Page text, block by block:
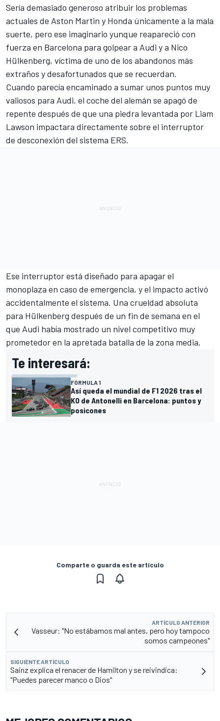
Sería demasiado generoso atribuir los problemas
actuales de Aston Martin y Honda únicamente a la mala
suerte, pero ese imaginario yunque reapareció con
fuerza en Barcelona para golpear a Audi y a Nico
Hülkenberg, víctima de uno de los abandonos más
extraños y desafortunados que se recuerdan.
Cuando parecía encaminado a sumar unos puntos muy
valiosos para Audi, el coche del alemán se apagó de
repente después de que una piedra levantada por Liam
Lawson impactara directamente sobre el interruptor
de desconexión del sistema ERS.
Ese interruptor está diseñado para apagar el
monoplaza en caso de emergencia, y el impacto activó
accidentalmente el sistema. Una crueldad absoluta
para Hülkenberg después de un fin de semana en el
que Audi había mostrado un nivel competitivo muy
prometedor en la apretada batalla de la zona media.
Te interesará:
FÓRMULA 1
Así queda el mundial de F1 2026 tras el
KO de Antonelli en Barcelona: puntos y
posicones
Comparte o guarda este artículo
ARTÍCULO ANTERIOR
Vasseur: "No estábamos mal antes, pero hoy tampoco
somos campeones"
SIGUIENTE ARTÍCULO
Sainz explica el renacer de Hamilton y se reivindica:
"Puedes parecer manco o Dios"